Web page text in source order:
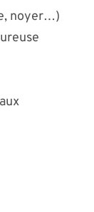
noyer…)